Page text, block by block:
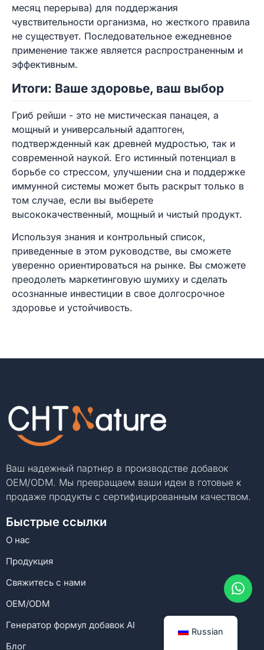
месяц перерыва) для поддержания
чувствительности организма, но жесткого правила
не существует. Последовательное ежедневное
применение также является распространенным и
эффективным.
Итоги: Ваше здоровье, ваш выбор
Гриб рейши - это не мистическая панацея, а
мощный и универсальный адаптоген,
подтвержденный как древней мудростью, так и
современной наукой. Его истинный потенциал в
борьбе со стрессом, улучшении сна и поддержке
иммунной системы может быть раскрыт только в
том случае, если вы выберете
высококачественный, мощный и чистый продукт.
Используя знания и контрольный список,
приведенные в этом руководстве, вы сможете
уверенно ориентироваться на рынке. Вы сможете
преодолеть маркетинговую шумиху и сделать
осознанные инвестиции в свое долгосрочное
здоровье и устойчивость.
Ваш надежный партнер в производстве добавок
OEM/ODM. Мы превращаем ваши идеи в готовые к
продаже продукты с сертифицированным качеством.
Быстрые ссылки
О нас
Продукция
Свяжитесь с нами
OEM/ODM
Генератор формул добавок AI
Блог
Russian